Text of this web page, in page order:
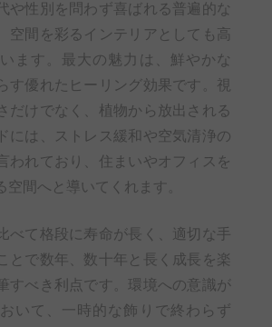
や性別を問わず喜ばれる普遍的な
空間を彩るインテリアとしても高
ます。最大の魅力は、鮮やかな
す優れたヒーリング効果です。視
だけでなく、植物から放出される
には、ストレス緩和や空気清浄の
われており、住まいやオフィスを
空間へと導いてくれます。
べて格段に寿命が長く、適切な手
とで数年、数十年と長く成長を楽
すべき利点です。環境への意識が
いて、一時的な飾りで終わらず